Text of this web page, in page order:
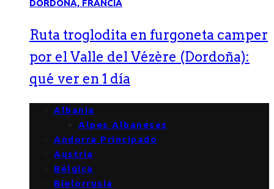
Ruta troglodita en furgoneta camper
por el Valle del Vézère (Dordoña):
qué ver en 1 día
Albania
Alpes Albaneses
Andorra Principado
Austria
Bélgica
Bielorrusia